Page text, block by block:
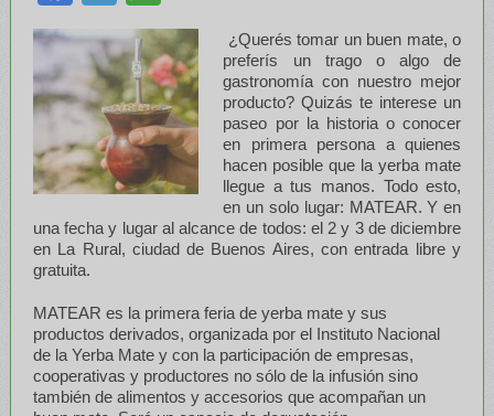
¿Querés tomar un buen mate, o
preferís un trago o algo de
gastronomía con nuestro mejor
producto? Quizás te interese un
paseo por la historia o conocer
en primera persona a quienes
hacen posible que la yerba mate
llegue a tus manos. Todo esto,
en un solo lugar: MATEAR. Y en
una fecha y lugar al alcance de todos: el 2 y 3 de diciembre
en La Rural, ciudad de Buenos Aires, con entrada libre y
gratuita.
MATEAR es la primera feria de yerba mate y sus
productos derivados, organizada por el Instituto Nacional
de la Yerba Mate y con la participación de empresas,
cooperativas y productores no sólo de la infusión sino
también de alimentos y accesorios que acompañan un